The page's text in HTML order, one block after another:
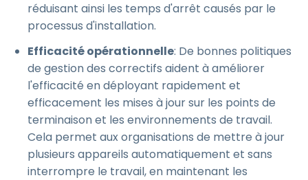
réduisant ainsi les temps d'arrêt causés par le
processus d'installation.
Efficacité opérationnelle: De bonnes politiques
de gestion des correctifs aident à améliorer
l'efficacité en déployant rapidement et
efficacement les mises à jour sur les points de
terminaison et les environnements de travail.
Cela permet aux organisations de mettre à jour
plusieurs appareils automatiquement et sans
interrompre le travail, en maintenant les